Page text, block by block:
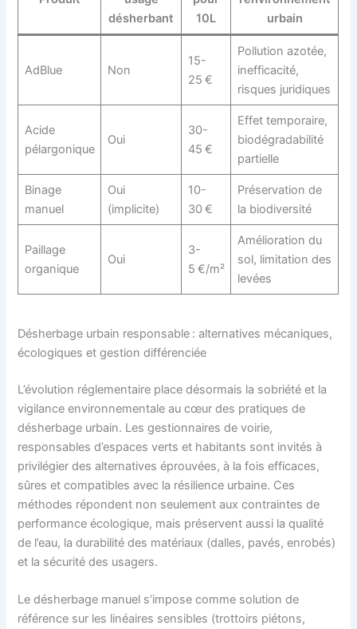
désherbant
10L
urbain
AdBlue Non
15-
25 €
Pollution azotée,
inefficacité,
risques juridiques
Acide
pélargonique
Oui
30-
45 €
Effet temporaire,
biodégradabilité
partielle
Binage
manuel
Oui
(implicite)
10-
30 €
Préservation de
la biodiversité
Paillage
organique
Oui
3-
5 €/m²
Amélioration du
sol, limitation des
levées
Désherbage urbain responsable : alternatives mécaniques,
écologiques et gestion différenciée
L’évolution réglementaire place désormais la sobriété et la
vigilance environnementale au cœur des pratiques de
désherbage urbain. Les gestionnaires de voirie,
responsables d’espaces verts et habitants sont invités à
privilégier des alternatives éprouvées, à la fois efficaces,
sûres et compatibles avec la résilience urbaine. Ces
méthodes répondent non seulement aux contraintes de
performance écologique, mais préservent aussi la qualité
de l’eau, la durabilité des matériaux (dalles, pavés, enrobés)
et la sécurité des usagers.
Le désherbage manuel s’impose comme solution de
référence sur les linéaires sensibles (trottoirs piétons,